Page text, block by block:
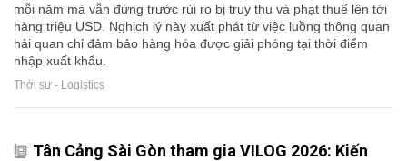
mỗi năm mà vẫn đứng trước rủi ro bị truy thu và phạt thuế lên tới
hàng triệu USD. Nghịch lý này xuất phát từ việc luồng thông quan
hải quan chỉ đảm bảo hàng hóa được giải phóng tại thời điểm
nhập xuất khẩu.
Thời sự - Logistics
Tân Cảng Sài Gòn tham gia VILOG 2026: Kiến